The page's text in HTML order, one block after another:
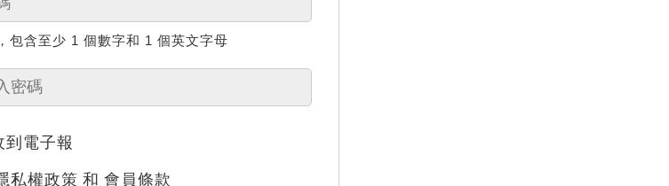
包含至少 1 個數字和 1 個英文字母
到電子報
私權政策 和 會員條款